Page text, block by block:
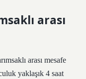
arası
arası mesafe
yaklaşık 4 saat